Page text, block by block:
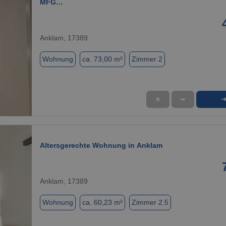
MFG…
Anklam, 17389
Wohnung ca. 73,00 m² Zimmer 2
★ ➦ ➜
Altersgerechte Wohnung in Anklam
Anklam, 17389
Wohnung ca. 60,23 m² Zimmer 2.5